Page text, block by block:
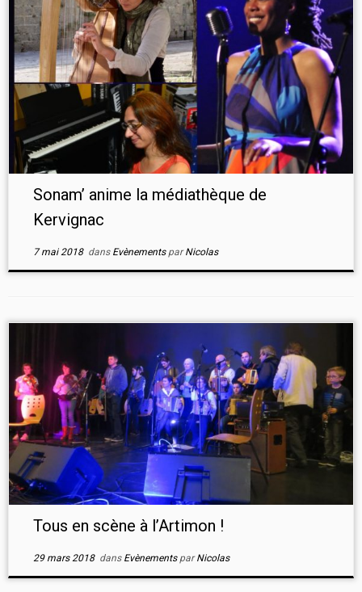
Sonam’ anime la médiathèque de
Kervignac
7 mai 2018dans Evènements parNicolas
Tous en scène à l’Artimon !
29 mars 2018dans Evènements parNicolas